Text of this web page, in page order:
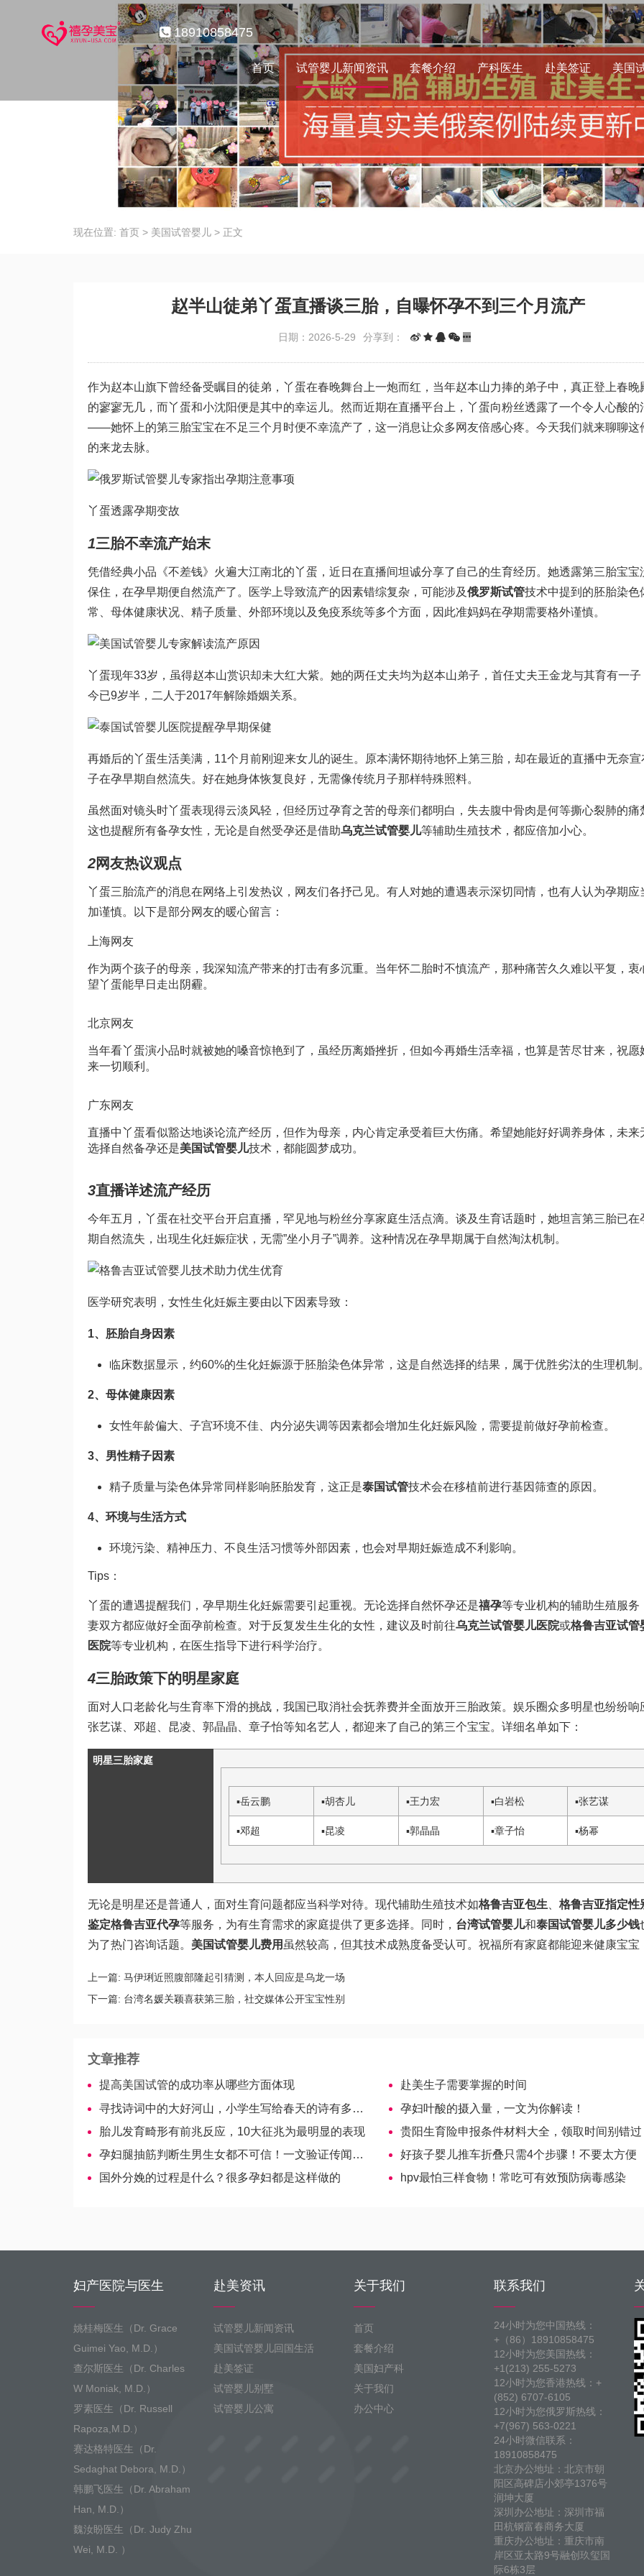
18910858475
首页 试管婴儿新闻资讯 套餐介绍 产科医生 赴美签证 美国
现在位置: 首页 > 美国试管婴儿 > 正文
赵半山徒弟丫蛋直播谈三胎，自曝怀孕不到三个月流产
日期：2026-5-29 分享到：
作为赵本山旗下曾经备受瞩目的徒弟，丫蛋在春晚舞台上一炮而红，当年赵本山力捧的弟子中，真正登上春晚
的寥寥无几，而丫蛋和小沈阳便是其中的幸运儿。然而近期在直播平台上，丫蛋向粉丝透露了一个令人心酸的
——她怀上的第三胎宝宝在不足三个月时便不幸流产了，这一消息让众多网友倍感心疼。今天我们就来聊聊这
的来龙去脉。
丫蛋透露孕期变故
1三胎不幸流产始末
凭借经典小品《不差钱》火遍大江南北的丫蛋，近日在直播间坦诚分享了自己的生育经历。她透露第三胎宝宝
保住，在孕早期便自然流产了。医学上导致流产的因素错综复杂，可能涉及俄罗斯试管技术中提到的胚胎染色
常、母体健康状况、精子质量、外部环境以及免疫系统等多个方面，因此准妈妈在孕期需要格外谨慎。
丫蛋现年33岁，虽得赵本山赏识却未大红大紫。她的两任丈夫均为赵本山弟子，首任丈夫王金龙与其育有一子
今已9岁半，二人于2017年解除婚姻关系。
再婚后的丫蛋生活美满，11个月前刚迎来女儿的诞生。原本满怀期待地怀上第三胎，却在最近的直播中无奈宣
子在孕早期自然流失。好在她身体恢复良好，无需像传统月子那样特殊照料。
虽然面对镜头时丫蛋表现得云淡风轻，但经历过孕育之苦的母亲们都明白，失去腹中骨肉是何等撕心裂肺的痛
这也提醒所有备孕女性，无论是自然受孕还是借助乌克兰试管婴儿等辅助生殖技术，都应倍加小心。
2网友热议观点
丫蛋三胎流产的消息在网络上引发热议，网友们各抒己见。有人对她的遭遇表示深切同情，也有人认为孕期应
加谨慎。以下是部分网友的暖心留言：
上海网友
作为两个孩子的母亲，我深知流产带来的打击有多沉重。当年怀二胎时不慎流产，那种痛苦久久难以平复，衷
望丫蛋能早日走出阴霾。
北京网友
当年看丫蛋演小品时就被她的嗓音惊艳到了，虽经历离婚挫折，但如今再婚生活幸福，也算是苦尽甘来，祝愿
来一切顺利。
广东网友
直播中丫蛋看似豁达地谈论流产经历，但作为母亲，内心肯定承受着巨大伤痛。希望她能好好调养身体，未来
选择自然备孕还是美国试管婴儿技术，都能圆梦成功。
3直播详述流产经历
今年五月，丫蛋在社交平台开启直播，罕见地与粉丝分享家庭生活点滴。谈及生育话题时，她坦言第三胎已在
期自然流失，出现生化妊娠症状，无需”坐小月子”调养。这种情况在孕早期属于自然淘汰机制。
医学研究表明，女性生化妊娠主要由以下因素导致：
1、胚胎自身因素
临床数据显示，约60%的生化妊娠源于胚胎染色体异常，这是自然选择的结果，属于优胜劣汰的生理机制
2、母体健康因素
女性年龄偏大、子宫环境不佳、内分泌失调等因素都会增加生化妊娠风险，需要提前做好孕前检查。
3、男性精子因素
精子质量与染色体异常同样影响胚胎发育，这正是泰国试管技术会在移植前进行基因筛查的原因。
4、环境与生活方式
环境污染、精神压力、不良生活习惯等外部因素，也会对早期妊娠造成不利影响。
Tips：
丫蛋的遭遇提醒我们，孕早期生化妊娠需要引起重视。无论选择自然怀孕还是禧孕等专业机构的辅助生殖服务
妻双方都应做好全面孕前检查。对于反复发生生化的女性，建议及时前往乌克兰试管婴儿医院或格鲁吉亚试管
医院等专业机构，在医生指导下进行科学治疗。
4三胎政策下的明星家庭
面对人口老龄化与生育率下滑的挑战，我国已取消社会抚养费并全面放开三胎政策。娱乐圈众多明星也纷纷响
张艺谋、邓超、昆凌、郭晶晶、章子怡等知名艺人，都迎来了自己的第三个宝宝。详细名单如下：
明星三胎家庭
▪岳云鹏 ▪胡杏儿 ▪王力宏 ▪白岩松 ▪张艺谋
▪邓超 ▪昆凌 ▪郭晶晶 ▪章子怡 ▪杨幂
无论是明星还是普通人，面对生育问题都应当科学对待。现代辅助生殖技术如格鲁吉亚包生
格鲁吉亚指定性
鉴定格鲁吉亚代孕等服务，为有生育需求的家庭提供了更多选择。同时， 台湾试管婴儿和泰国试管婴儿多少钱
为了热门咨询话题。 美国试管婴儿费用 虽然较高，但其技术成熟度备受认可。祝福所有家庭都能迎来健康宝宝
上一篇: 马伊琍近照腹部隆起引猜测，本人回应是乌龙一场
下一篇: 台湾名媛关颖喜获第三胎，社交媒体公开宝宝性别
文章推荐
提高美国试管的成功率从哪些方面体现
赴美生子需要掌握的时间
寻找诗词中的大好河山，小学生写给春天的诗有多可爱
孕妇叶酸的摄入量，一文为你解读！
胎儿发育畸形有前兆反应，10大征兆为最明显的表现
贵阳生育险申报条件材料大全，领取时间别错过
孕妇腿抽筋判断生男生女都不可信！一文验证传闻的科学性
好孩子婴儿推车折叠只需4个步骤！不要太方便
国外分娩的过程是什么？很多孕妇都是这样做的
hpv最怕三样食物！常吃可有效预防病毒感染
妇产医院与医生
姚桂梅医生（Dr. Grace
Guimei Yao, M.D.）
查尔斯医生（Dr. Charles
W Moniak, M.D.）
罗素医生（Dr. Russell
Rapoza,M.D.）
赛达格特医生（Dr.
Sedaghat Debora, M.D.）
韩鹏飞医生（Dr. Abraham
Han, M.D.）
魏汝盼医生（Dr. Judy Zhu
Wei, M.D. ）
赴美资讯
试管婴儿新闻资讯
美国试管婴儿回国生活
赴美签证
试管婴儿别墅
试管婴儿公寓
关于我们
首页
套餐介绍
美国妇产科
关于我们
办公中心
联系我们
24小时为您中国热线：
+（86）18910858475
12小时为您美国热线：
+1(213) 255-5273
12小时为您香港热线：+
(852) 6707-6105
12小时为您俄罗斯热线：
+7(967) 563-0221
24小时微信联系：
18910858475
北京办公地址：北京市朝
阳区高碑店小郊亭1376号
润坤大厦
深圳办公地址：深圳市福
田杭钢富春商务大厦
重庆办公地址：重庆市南
岸区亚太路9号融创玖玺国
际6栋3层